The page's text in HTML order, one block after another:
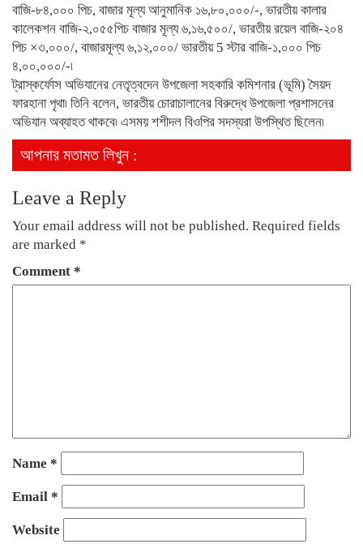
বাজি-৮৪,০০০ পিচ, বাজার মূল্য আনুমানিক ১৬,৮০,০০০/-, ভারতীয় কালার
কালেকশন বাজি-২,০৫৫পিচ বাজার মূল্য ৬,১৬,৫০০/, ভারতীয় রয়েল বাজি-২০৪
পিচ ×৩,০০০/, বাজারমূল্য ৬,১২,০০০/ ভারতীয় 5 স্টার বাজি-১,০০০ পিচ
৪,০০,০০০/-৷
ট্রাস্কর্ফোস অভিযানের নেতৃত্বদেন উপজেলা সহকারি কমিশনার (ভূমি) সৈয়দ
ফারহানা পৃথা৷ তিনি বলেন, ভারতীয় চোরাচালানের বিরুদ্ধে উপজেলা প্রশাসনের
অভিযান অব্যাহত থাকবে৷ এসময় শশীদল বিওপির সদস্যরা উপস্থিত ছিলেন৷
আপনার মতামত লিখুন :
Leave a Reply
Your email address will not be published. Required fields
are marked *
Comment *
Name *
Email *
Website